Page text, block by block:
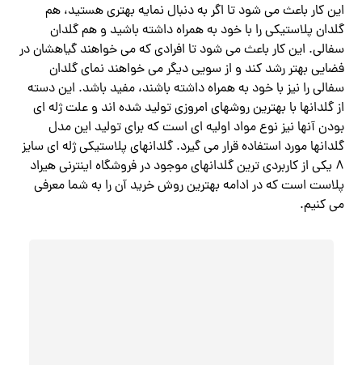
این کار باعث می شود تا اگر به دنبال نمایه بهتری هستید، هم
گلدان پلاستیکی را با خود به همراه داشته باشید و هم گلدان
سفالی. این کار باعث می شود تا افرادی که می خواهند گیاهشان در
فضایی بهتر رشد کند و از سویی دیگر می خواهند نمای گلدان
سفالی را نیز با خود به همراه داشته باشند، مفید باشد. این دسته
از گلدانها با بهترین روشهای امروزی تولید شده اند و علت ژله ای
بودن آنها نیز نوع مواد اولیه ای است که برای تولید این مدل
گلدانها مورد استفاده قرار می گیرد. گلدانهای پلاستیکی ژله ای سایز
8 یکی از کاربردی ترین گلدانهای موجود در فروشگاه اینترنی هیراد
پلاست است که در ادامه بهترین روش خرید آن را به شما معرفی
می کنیم.